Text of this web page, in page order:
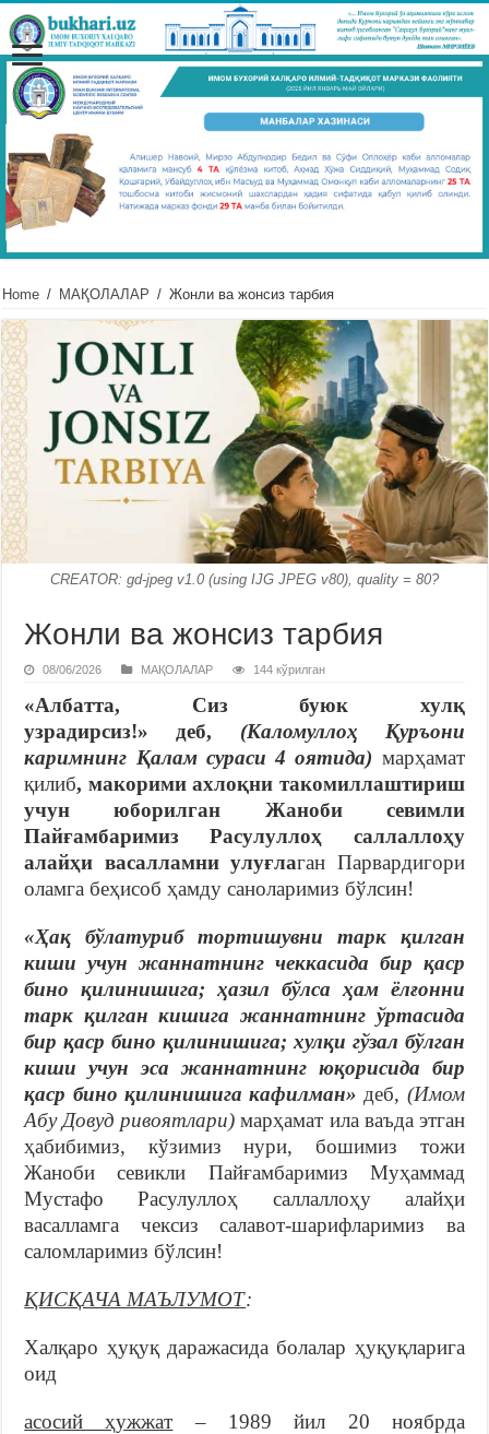
Home / МАҚОЛАЛАР / Жонли ва жонсиз тарбия
CREATOR: gd-jpeg v1.0 (using IJG JPEG v80), quality = 80?
Жонли ва жонсиз тарбия
08/06/2026 МАҚОЛАЛАР 144 кўрилган
«Албатта, Сиз буюк хулқ
узрадирсиз!»
деб,
(Каломуллоҳ Қуръони
каримнинг Қалам сураси 4 оятида) марҳамат
қилиб, макорими ахлоқни такомиллаштириш
учун юборилган Жаноби севимли
Пайғамбаримиз Расулуллоҳ саллаллоҳу
алайҳи васалламни улуғлаган Парвардигори
оламга беҳисоб ҳамду саноларимиз бўлсин!
«Ҳақ бўлатуриб тортишувни тарк қилган
киши учун жаннатнинг чеккасида бир қаср
бино қилинишига; ҳазил бўлса ҳам ёлғонни
тарк қилган кишига жаннатнинг ўртасида
бир қаср бино қилинишига; хулқи гўзал бўлган
киши учун эса жаннатнинг юқорисида бир
қаср бино қилинишига кафилман» деб, (Имом
Абу Довуд ривоятлари) марҳамат ила ваъда этган
ҳабибимиз, кўзимиз нури, бошимиз тожи
Жаноби севикли Пайғамбаримиз Муҳаммад
Мустафо Расулуллоҳ саллаллоҳу алайҳи
васалламга чексиз салавот-шарифларимиз ва
саломларимиз бўлсин!
ҚИСҚАЧА МАЪЛУМОТ:
Халқаро ҳуқуқ даражасида болалар ҳуқуқларига
оид
асосий ҳужжат – 1989 йил 20 ноябрда